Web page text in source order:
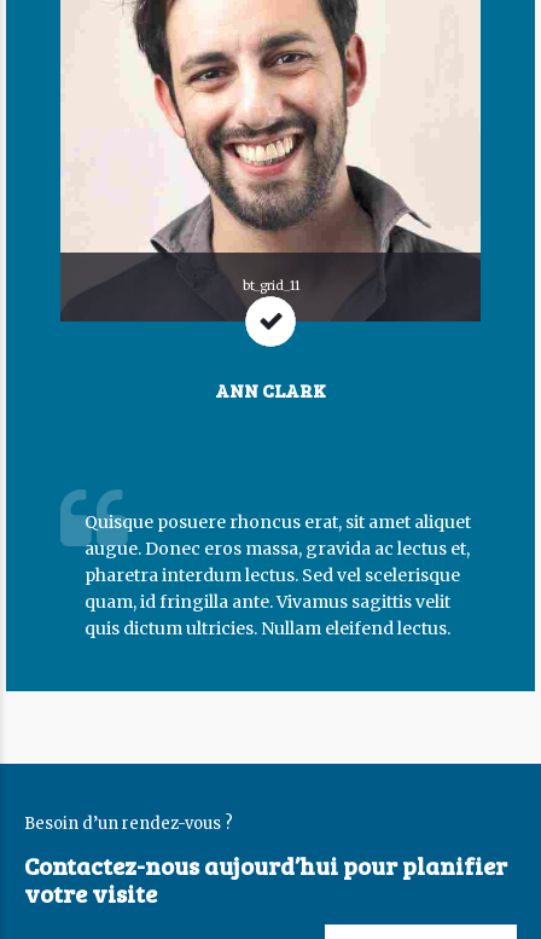
bt_grid_11
ANN CLARK
Quisque posuere rhoncus erat, sit amet aliquet
augue. Donec eros massa, gravida ac lectus et,
pharetra interdum lectus. Sed vel scelerisque
quam, id fringilla ante. Vivamus sagittis velit
quis dictum ultricies. Nullam eleifend lectus.
Besoin d’un rendez-vous ?
Contactez-nous aujourd’hui pour planifier
votre visite